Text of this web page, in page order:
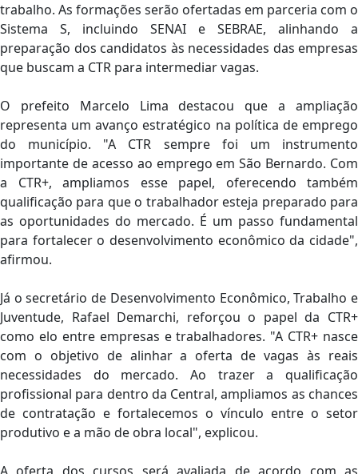
trabalho. As formações serão ofertadas em parceria com o
Sistema S, incluindo SENAI e SEBRAE, alinhando a
preparação dos candidatos às necessidades das empresas
que buscam a CTR para intermediar vagas.
O prefeito Marcelo Lima destacou que a ampliação
representa um avanço estratégico na política de emprego
do município. "A CTR sempre foi um instrumento
importante de acesso ao emprego em São Bernardo. Com
a CTR+, ampliamos esse papel, oferecendo também
qualificação para que o trabalhador esteja preparado para
as oportunidades do mercado. É um passo fundamental
para fortalecer o desenvolvimento econômico da cidade",
afirmou.
Já o secretário de Desenvolvimento Econômico, Trabalho e
Juventude, Rafael Demarchi, reforçou o papel da CTR+
como elo entre empresas e trabalhadores. "A CTR+ nasce
com o objetivo de alinhar a oferta de vagas às reais
necessidades do mercado. Ao trazer a qualificação
profissional para dentro da Central, ampliamos as chances
de contratação e fortalecemos o vínculo entre o setor
produtivo e a mão de obra local", explicou.